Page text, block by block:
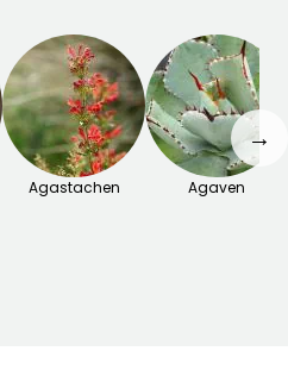
Agastachen Agaven
→